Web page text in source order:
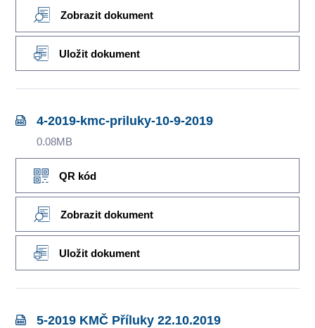
Zobrazit dokument
Uložit dokument
4-2019-kmc-priluky-10-9-2019
0.08MB
QR kód
Zobrazit dokument
Uložit dokument
5-2019 KMČ Příluky 22.10.2019